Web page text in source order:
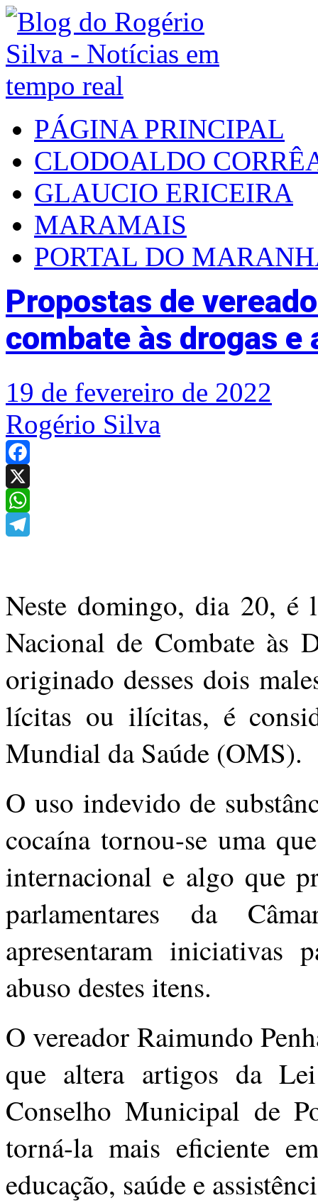
PÁGINA PRINCIPAL
CLODOALDO
GLAUCIO ERICEIRA
MARAMAIS
PORTAL DO
Propostas de
combate às drogas e
19 de fevereiro de 2022
Rogério Silva
Facebook
X
WhatsApp
Neste domingo, dia 20, é
Nacional de Combate às
originado desses dois
lícitas ou ilícitas, é
Mundial da Saúde (OMS).
O uso indevido de
cocaína tornou-se uma
internacional e algo que
parlamentares da
apresentaram
abuso destes itens.
O vereador Raimundo
que altera artigos da
Conselho Municipal de
torná-la mais eficiente
educação, saúde e